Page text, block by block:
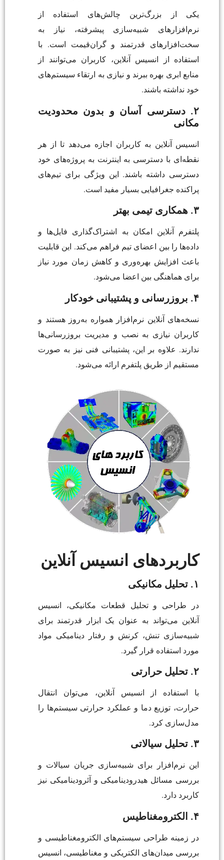
یکی از بزرگ‌ترین چالش‌های استفاده از
نرم‌افزارهای شبیه‌سازی پیشرفته، نیاز به
سخت‌افزارهای قدرتمند و گران‌قیمت است. با
استفاده از انسیس آنلاین، کاربران می‌توانند از
منابع ابری بهره ببرند و نیازی به ارتقاء سیستم‌های
خود نداشته باشند.
۲. دسترسی آسان و بدون محدودیت
مکانی
انسیس آنلاین به کاربران اجازه می‌دهد تا از هر
نقطه‌ای با دسترسی به اینترنت به پروژه‌های خود
دسترسی داشته باشند. این ویژگی برای تیم‌های
پراکنده جغرافیایی بسیار مفید است.
۳. همکاری تیمی بهتر
پلتفرم آنلاین امکان به اشتراک‌گذاری فایل‌ها و
داده‌ها را بین اعضای تیم فراهم می‌کند. این قابلیت
باعث افزایش بهره‌وری و کاهش زمان مورد نیاز
برای هماهنگی بین اعضا می‌شود.
۴. بروزرسانی و پشتیبانی خودکار
نسخه‌های آنلاین نرم‌افزار همواره به‌روز هستند و
کاربران نیازی به نصب و مدیریت بروزرسانی‌ها
ندارند. علاوه بر این، پشتیبانی فنی نیز به صورت
مستقیم از طریق پلتفرم ارائه می‌شود.
کاربردهای انسیس آنلاین
۱. تحلیل مکانیکی
در طراحی و تحلیل قطعات مکانیکی، انسیس
آنلاین می‌تواند به عنوان یک ابزار قدرتمند برای
شبیه‌سازی تنش، کرنش و رفتار دینامیکی مواد
مورد استفاده قرار گیرد.
۲. تحلیل حرارتی
با استفاده از انسیس آنلاین، می‌توان انتقال
حرارت، توزیع دما و عملکرد حرارتی سیستم‌ها را
مدل‌سازی کرد.
۳. تحلیل سیالاتی
این نرم‌افزار برای شبیه‌سازی جریان سیالات و
بررسی مسائل هیدرودینامیکی و آئرودینامیکی نیز
کاربرد دارد.
۴. الکترومغناطیس
در زمینه طراحی سیستم‌های الکترومغناطیسی و
بررسی میدان‌های الکتریکی و مغناطیسی، انسیس